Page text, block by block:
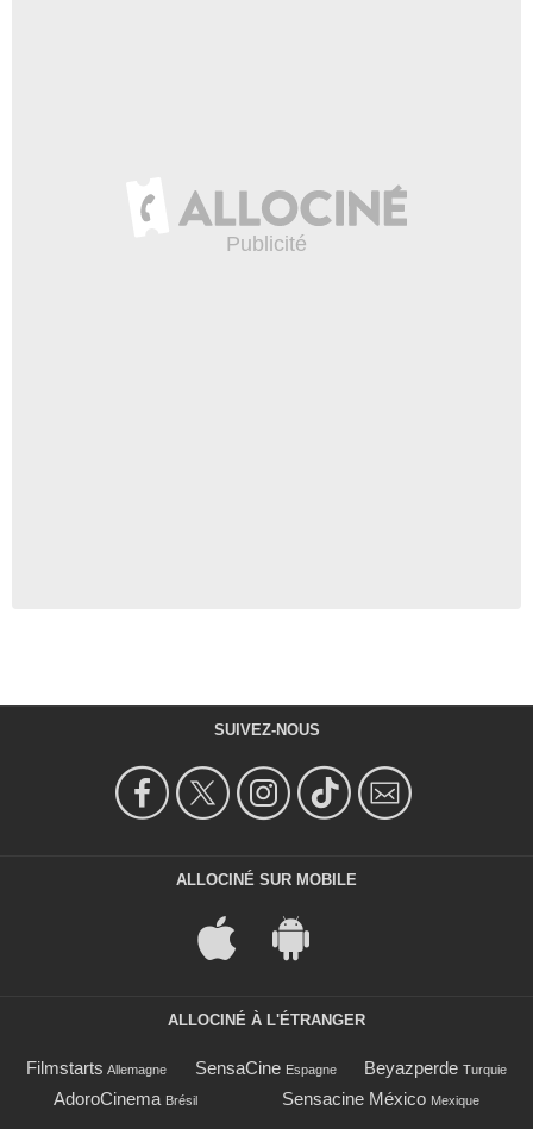
SUIVEZ-NOUS
ALLOCINÉ SUR MOBILE
ALLOCINÉ À L'ÉTRANGER
Filmstarts Allemagne SensaCine Espagne Beyazperde Turquie
AdoroCinema Brésil Sensacine México Mexique